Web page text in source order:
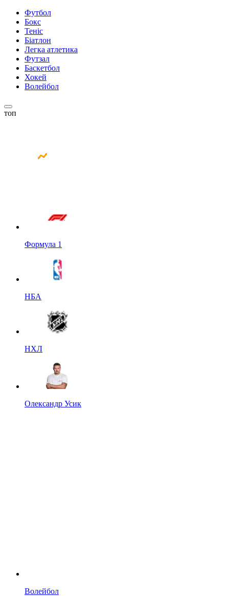
Футбол
Бокс
Теніс
Біатлон
Легка атлетика
Футзал
Баскетбол
Хокей
Волейбол
топ
Формула 1
НБА
НХЛ
Олександр Усик
Волейбол